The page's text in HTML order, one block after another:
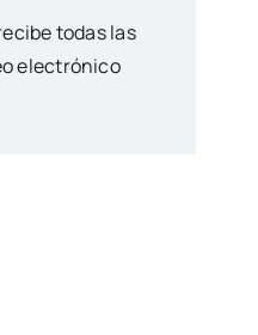
todas las
electrónico